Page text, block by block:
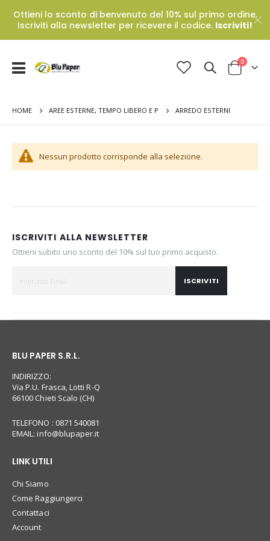
Ottieni lo sconto di benvenuto del 10% sul primo ordine.
Iscriviti alla newsletter per ricevere il codice. Iscriviti!
Toggle
Cart
0Prodotti
HOME AREE ESTERNE, TEMPO LIBERO E P ARREDO ESTERNI
Nessun prodotto corrisponde alla selezione.
ISCRIVITI ALLA NEWSLETTER
Ottieni subito uno sconto del 10% sul tuo primo acquisto.
ISCRIVITI
BLU PAPER S.R.L.
INDIRIZZO:
Via P.U. Frasca, Lotti R-Q
66100 Chieti Scalo (CH)
TELEFONO : 0871 540081
EMAIL:info@blupaper.it
LINK UTILI
Chi Siamo
Come Raggiungerci
Contattaci
Account